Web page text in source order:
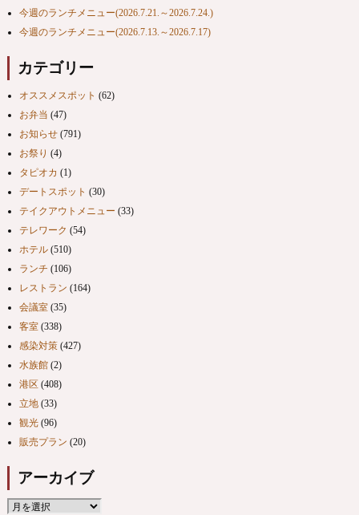
今週のランチメニュー(2026.7.21.～2026.7.24.)
今週のランチメニュー(2026.7.13.～2026.7.17)
カテゴリー
オススメスポット (62)
お弁当 (47)
お知らせ(791)
お祭り (4)
タピオカ (1)
デートスポット (30)
テイクアウトメニュー (33)
テレワーク (54)
ホテル(510)
ランチ (106)
レストラン (164)
会議室(35)
客室(338)
感染対策(427)
水族館(2)
港区(408)
立地(33)
観光(96)
販売プラン (20)
アーカイブ